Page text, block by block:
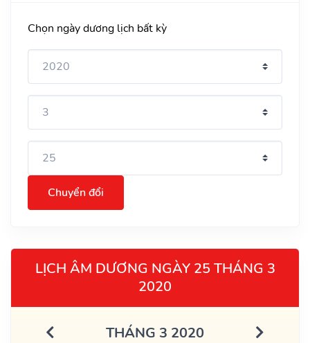
Chọn ngày dương lịch bất kỳ
Chuyển đổi
LỊCH ÂM DƯƠNG NGÀY 25 THÁNG 3
2020
THÁNG 3 2020